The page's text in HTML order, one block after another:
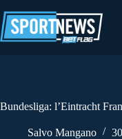
al
contenuto
Bundesliga: l’Eintracht
Salvo Mangano